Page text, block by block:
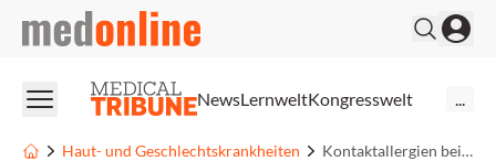
medonline
NewsLernweltKongresswelt
Haut- und Geschlechtskrankheiten Kontaktallergien bei Kindern häufig durch Nickel ausgelöst